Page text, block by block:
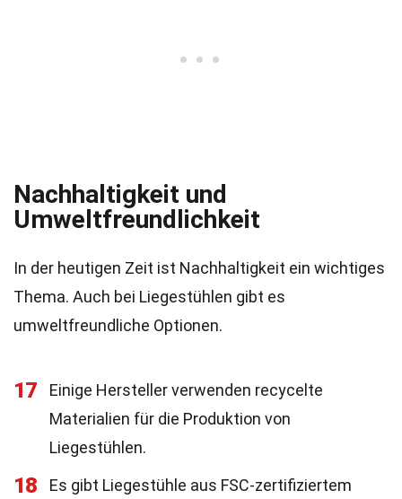
Nachhaltigkeit und
Umweltfreundlichkeit
In der heutigen Zeit ist Nachhaltigkeit ein wichtiges
Thema. Auch bei Liegestühlen gibt es
umweltfreundliche Optionen.
17
Einige Hersteller verwenden recycelte
Materialien für die Produktion von
Liegestühlen.
18
Es gibt Liegestühle aus FSC-zertifiziertem